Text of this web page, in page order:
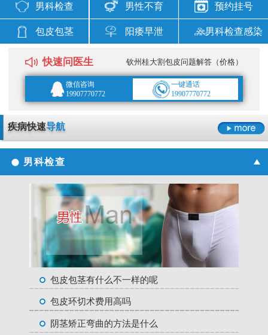
男科检查 男性不育 预约挂号
包皮包茎 阳痿早泄 男科检查感染
快速问医生 钦州桂大割包皮问题解答（价格）
微信咨询
19907770772
一键通话
19907770772
疾病快速导航
男科检查
包皮包茎有什么不一样的呢
包皮环切术费用高吗
阴茎矫正弯曲的方法是什么